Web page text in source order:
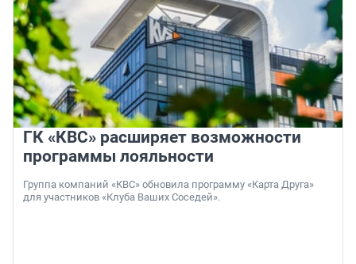
ГК «КВС» расширяет возможности
программы лояльности
Группа компаний «КВС» обновила программу «Карта Друга»
для участников «Клуба Ваших Соседей».